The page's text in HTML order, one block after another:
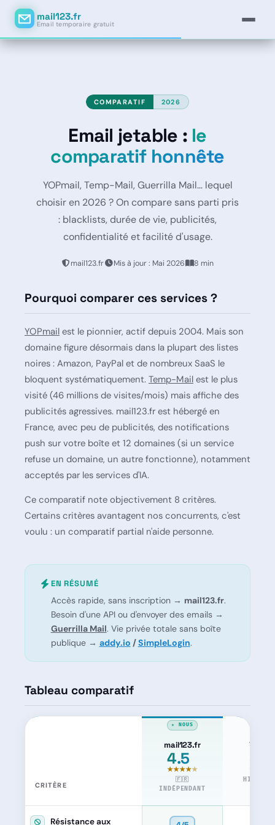
mail123.fr
Email temporaire gratuit
COMPARATIF 2026
Email jetable : le
comparatif honnête
YOPmail, Temp-Mail, Guerrilla Mail… lequel
choisir en 2026 ? On compare sans parti pris
: blacklists, durée de vie, publicités,
confidentialité et facilité d'usage.
mail123.fr Mis à jour : Mai 2026 8 min
Pourquoi comparer ces services ?
YOPmail est le pionnier, actif depuis 2004. Mais son
domaine figure désormais dans la plupart des listes
noires : Amazon, PayPal et de nombreux SaaS le
bloquent systématiquement. Temp-Mail est le plus
visité (46 millions de visites/mois) mais affiche des
publicités agressives. mail123.fr est hébergé en
France, avec peu de publicités, des notifications
push sur votre boîte et 12 domaines (si un service
refuse un domaine, un autre fonctionne), notamment
acceptés par les services d'IA.
Ce comparatif note objectivement 8 critères.
Certains critères avantagent nos concurrents, c'est
voulu : un comparatif partial n'aide personne.
EN RÉSUMÉ
Accès rapide, sans inscription → mail123.fr.
Besoin d'une API ou d'envoyer des emails →
Guerrilla Mail. Vie privée totale sans boîte
publique → addy.io /SimpleLogin.
Tableau comparatif
CRITÈRE
mail123.fr
4.5
★★★★★
🇫🇷
INDÉPENDANT
3.5
★★★
Résistance aux